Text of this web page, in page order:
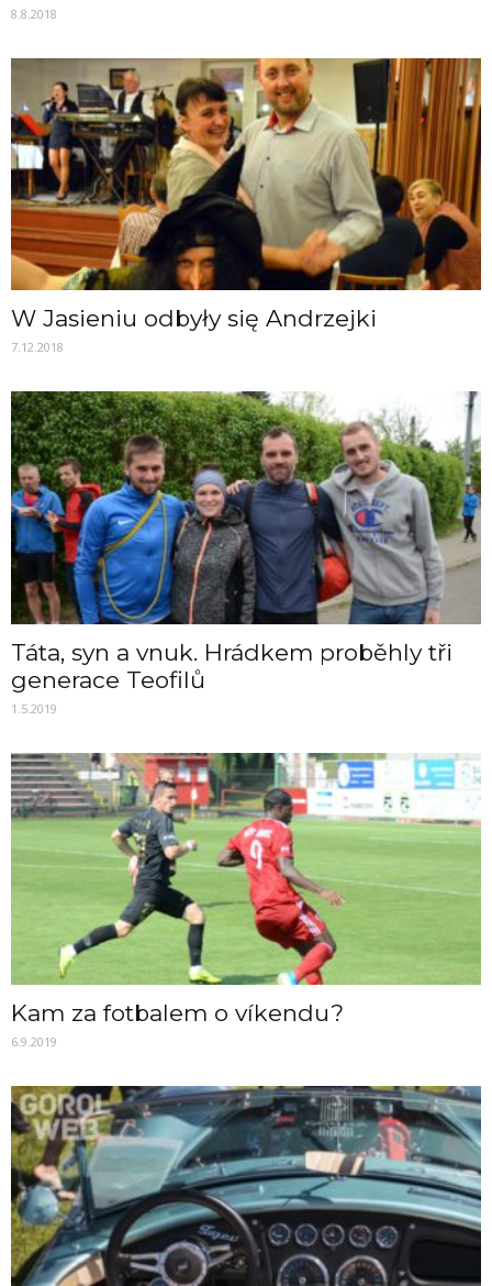
8.8.2018
W Jasieniu odbyły się Andrzejki
7.12.2018
Táta, syn a vnuk. Hrádkem proběhly tři
generace Teofilů
1.5.2019
Kam za fotbalem o víkendu?
6.9.2019